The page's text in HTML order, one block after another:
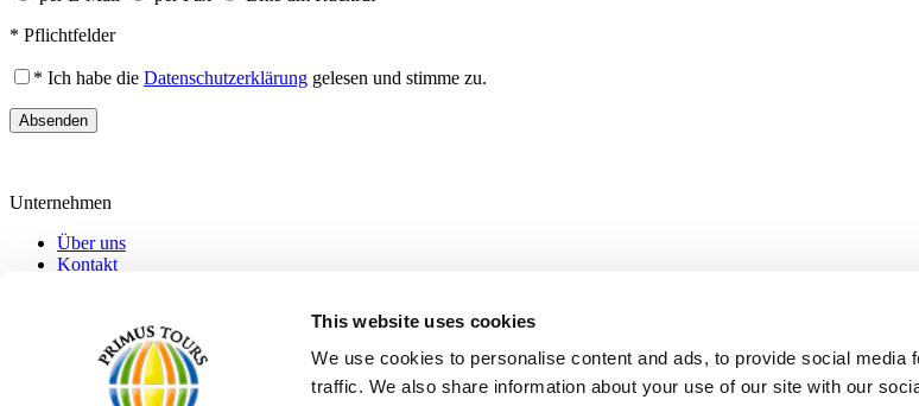
This website uses cookies
We use cookies to personalise content and ads, to provide social media
traffic. We also share information about your use of our site with our
* Pflichtfelder
* Ich habe die Datenschutzerklärung gelesen und stimme zu.
Absenden
Unternehmen
Über uns
Kontakt